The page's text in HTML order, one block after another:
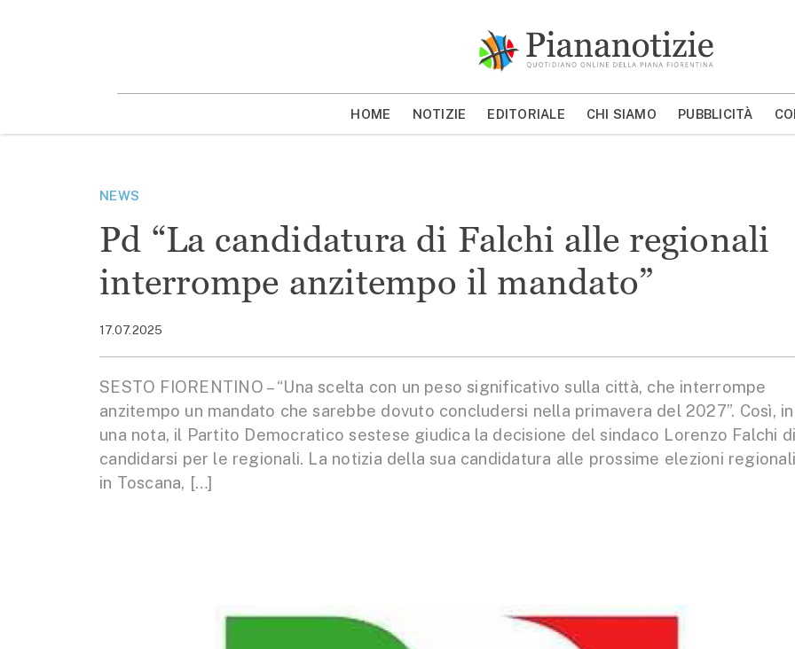
MOSTRA/NASCONDI CERCA
HOME NOTIZIE EDITORIALE CHI SIAMO PUBBLICITÀ
NEWS
Pd “La candidatura di Falchi alle regionali
interrompe anzitempo il mandato”
17.07.2025
SESTO FIORENTINO – “Una scelta con un peso significativo sulla città, che interrompe
anzitempo un mandato che sarebbe dovuto concludersi nella primavera del 2027”. Così, in
una nota, il Partito Democratico sestese giudica la decisione del sindaco Lorenzo Falchi
candidarsi per le regionali. La notizia della sua candidatura alle prossime elezioni
in Toscana, […]